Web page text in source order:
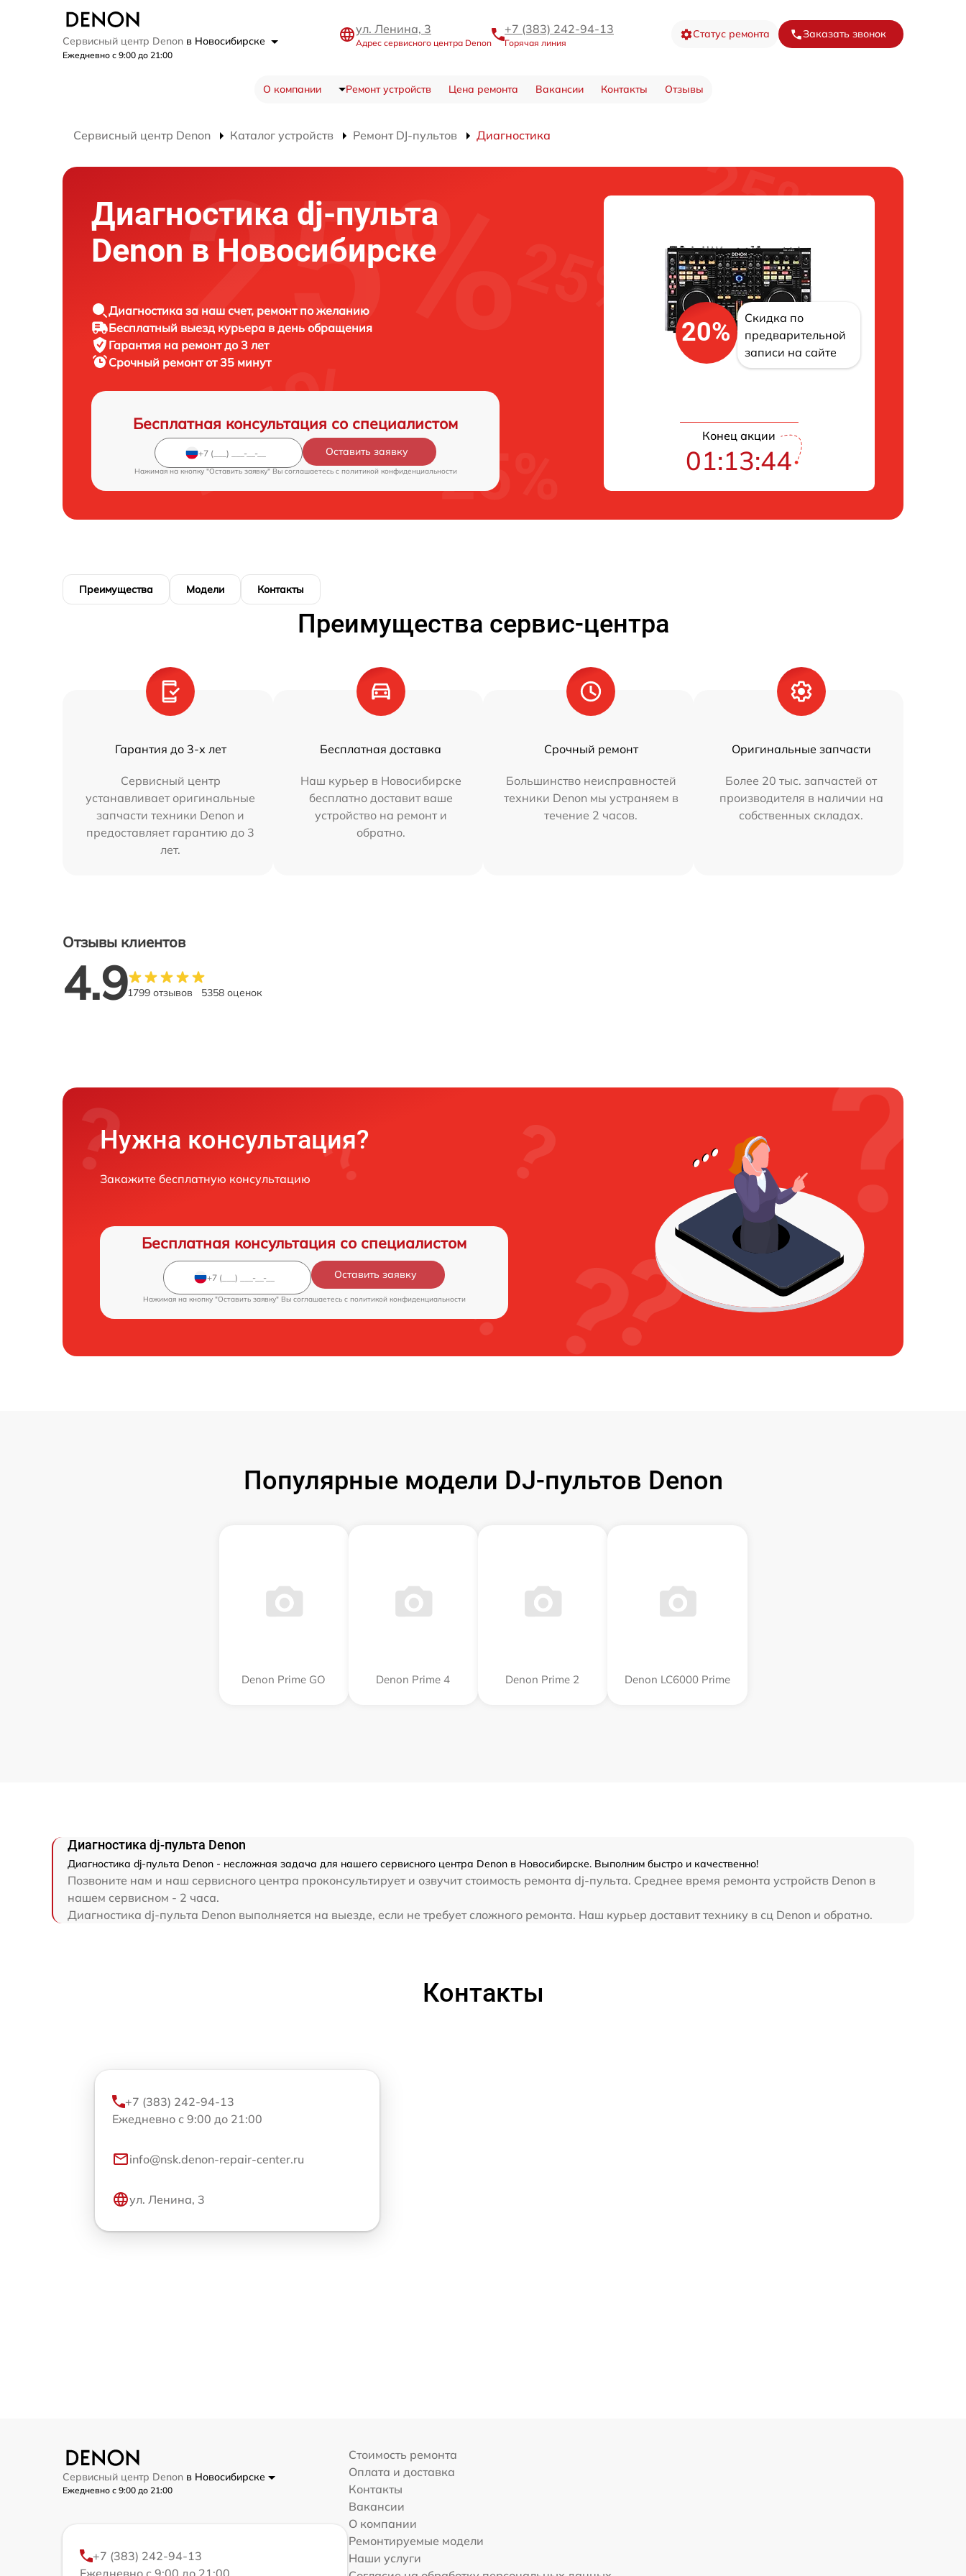
Сервисный центр Denon в Новосибирске
Ежедневно с 9:00 до 21:00
ул. Ленина, 3
Адрес сервисного центра Denon
+7 (383) 242-94-13
Горячая линия
Статус ремонта Заказать звонок
О компании Ремонт устройств Цена ремонта Вакансии Контакты Отзывы
Сервисный центр Denon Каталог устройств Ремонт DJ-пультов Диагностика
Диагностика dj-пульта
Denon в Новосибирске
Диагностика за наш счет, ремонт по желанию
Бесплатный выезд курьера в день обращения
Гарантия на ремонт до 3 лет
Срочный ремонт от 35 минут
Бесплатная консультация со специалистом
Оставить заявку
Нажимая на кнопку "Оставить заявку" Вы соглашаетесь c политикой конфиденциальности
20%
Скидка по
предварительной
записи на сайте
Конец акции
01:13:43
Преимущества Модели Контакты
Преимущества сервис-центра
Гарантия до 3-х лет
Сервисный центр
устанавливает оригинальные
запчасти техники Denon и
предоставляет гарантию до 3
лет.
Бесплатная доставка
Наш курьер в Новосибирске
бесплатно доставит ваше
устройство на ремонт и
обратно.
Срочный ремонт
Большинство неисправностей
техники Denon мы устраняем в
течение 2 часов.
Оригинальные запчасти
Более 20 тыс. запчастей от
производителя в наличии на
собственных складах.
Отзывы клиентов
4.91799 отзывов 5358 оценок
Нужна консультация?
Закажите бесплатную консультацию
Бесплатная консультация со специалистом
Оставить заявку
Нажимая на кнопку "Оставить заявку" Вы соглашаетесь c политикой конфиденциальности
Популярные модели DJ-пультов Denon
Denon Prime GO Denon Prime 4 Denon Prime 2 Denon LC6000 Prime
Диагностика dj-пульта Denon
Диагностика dj-пульта Denon - несложная задача для нашего сервисного центра Denon в Новосибирске. Выполним быстро и качественно!
Позвоните нам и наш сервисного центра проконсультирует и озвучит стоимость ремонта dj-пульта. Среднее время ремонта устройств Denon в
нашем сервисном - 2 часа.
Диагностика dj-пульта Denon выполняется на выезде, если не требует сложного ремонта. Наш курьер доставит технику в сц Denon и обратно.
Контакты
+7 (383) 242-94-13
Ежедневно с 9:00 до 21:00
info@nsk.denon-repair-center.ru
ул. Ленина, 3
Сервисный центр Denon в Новосибирске
Ежедневно с 9:00 до 21:00
+7 (383) 242-94-13
Ежедневно с 9:00 до 21:00
Стоимость ремонта
Оплата и доставка
Контакты
Вакансии
О компании
Ремонтируемые модели
Наши услуги